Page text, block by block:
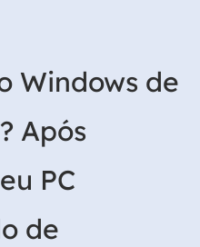
Windows de
Após
PC
de